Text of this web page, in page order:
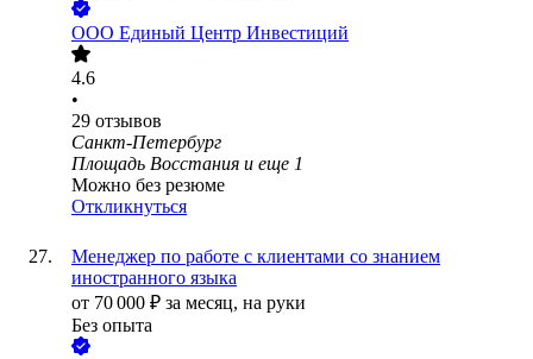
ООО Единый Центр Инвестиций
4.6
•
29 отзывов
Санкт-Петербург
Площадь Восстания и еще 1
Можно без резюме
Откликнуться
Менеджер по работе с клиентами со знанием
иностранного языка
от 70 000 ₽ за месяц, на руки
Без опыта